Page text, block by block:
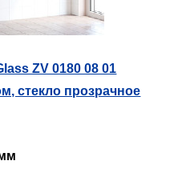
ZV 0180 08 01
стекло прозрачное